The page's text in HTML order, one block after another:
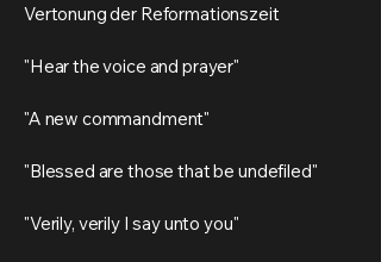
Vertonung der Reformationszeit
"Hear the voice and prayer"
"A new commandment"
"Blessed are those that be undefiled"
"Verily, verily I say unto you"